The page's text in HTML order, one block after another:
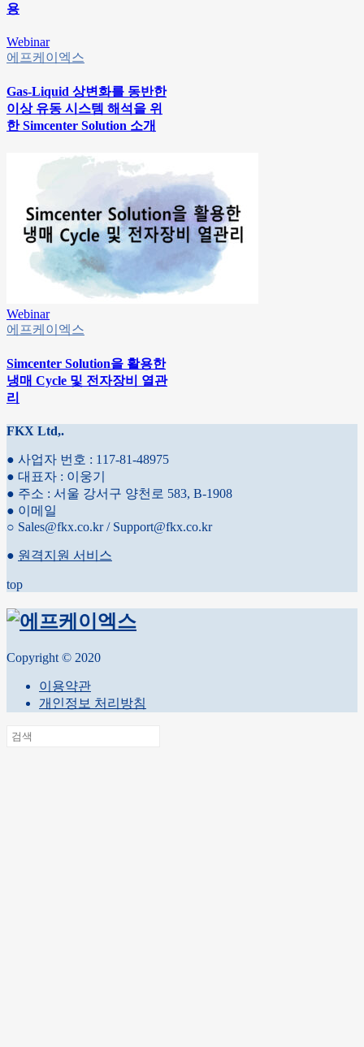
용
Webinar
에프케이엑스
Gas-Liquid 상변화를 동반한
이상 유동 시스템 해석을 위
한 Simcenter Solution 소개
Webinar
에프케이엑스
Simcenter Solution을 활용한
냉매 Cycle 및 전자장비 열관
리
FKX Ltd,.
● 사업자 번호 : 117-81-48975
● 대표자 : 이웅기
● 주소 : 서울 강서구 양천로 583, B-1908
● 이메일
○ Sales@fkx.co.kr / Support@fkx.co.kr
● 원격지원 서비스
top
Copyright © 2020
이용약관
개인정보 처리방침